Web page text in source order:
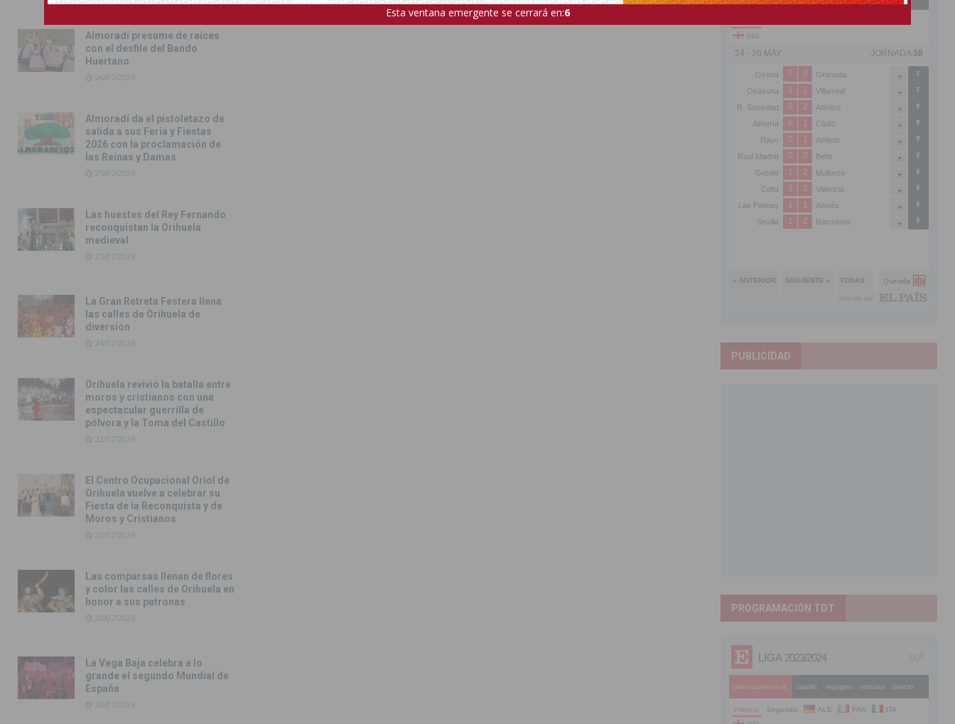
Almoradí presume de raíces
con el desfile del Bando
Huertano
26/07/2026
Almoradí da el pistoletazo de
salida a sus Feria y Fiestas
2026 con la proclamación de
las Reinas y Damas
25/07/2026
Las huestes del Rey Fernando
reconquistan la Orihuela
medieval
25/07/2026
La Gran Retreta Festera llena
las calles de Orihuela de
diversión
24/07/2026
Orihuela revivió la batalla entre
moros y cristianos con una
espectacular guerrilla de
pólvora y la Toma del Castillo
22/07/2026
El Centro Ocupacional Oriol de
Orihuela vuelve a celebrar su
Fiesta de la Reconquista y de
Moros y Cristianos
20/07/2026
Las comparsas llenan de flores
y color las calles de Orihuela en
honor a sus patronas
20/07/2026
La Vega Baja celebra a lo
grande el segundo Mundial de
España
20/07/2026
PUBLICIDAD
PROGRAMACIÓN TDT
Esta ventana emergente se cerrará en:5